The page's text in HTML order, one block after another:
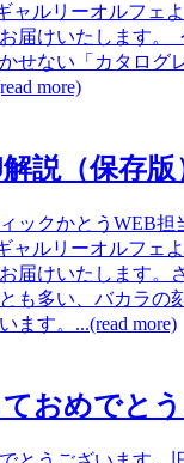
ャルリーオルフェ
届けいたします。
せない「カタログ
more)
説（保存版
ックかとうWEB担
ャルリーオルフェ
届けいたします。
も多い、バカラの
ます。...(read more)
おめでと